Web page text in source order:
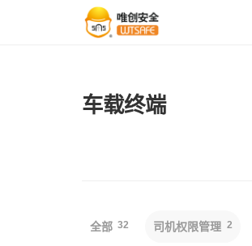
车载终端
全部 32 司机权限管理 2